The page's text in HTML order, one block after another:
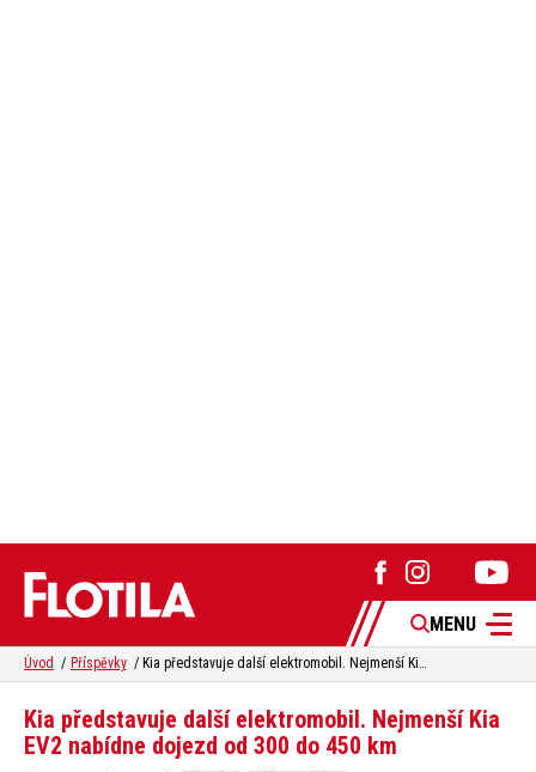
MENU
Úvod Příspěvky Kia představuje další elektromobil. Nejmenší Kia EV2 nabídne dojezd od 300 do 450 km
Kia představuje další elektromobil. Nejmenší Kia
EV2 nabídne dojezd od 300 do 450 km